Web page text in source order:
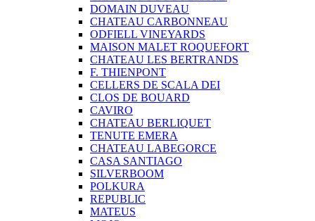
DOMAIN DUVEAU
CHATEAU CARBONNEAU
ODFIELL VINEYARDS
MAISON MALET ROQUEFORT
CHATEAU LES BERTRANDS
F. THIENPONT
CELLERS DE SCALA DEI
CLOS DE BOUARD
CAVIRO
CHATEAU BERLIQUET
TENUTE EMERA
CHATEAU LABEGORCE
CASA SANTIAGO
SILVERBOOM
POLKURA
REPUBLIC
MATEUS